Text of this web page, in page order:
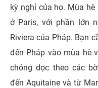
kỳ nghỉ của họ. Mùa
ở Paris, với phần lớn
Riviera của Pháp. Bạn
đến Pháp vào mùa hè
chóng dọc theo các
đến Aquitaine và từ